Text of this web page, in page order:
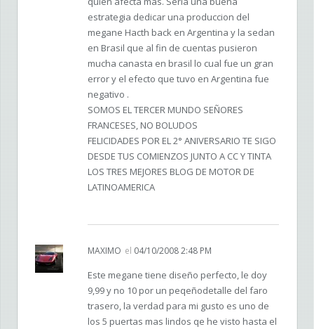
estrategia dedicar una produccion del
megane Hacth back en Argentina y la sedan
en Brasil que al fin de cuentas pusieron
mucha canasta en brasil lo cual fue un gran
error y el efecto que tuvo en Argentina fue
negativo .
SOMOS EL TERCER MUNDO SEÑORES
FRANCESES, NO BOLUDOS
FELICIDADES POR EL 2° ANIVERSARIO TE SIGO
DESDE TUS COMIENZOS JUNTO A CC Y TINTA
LOS TRES MEJORES BLOG DE MOTOR DE
LATINOAMERICA
MAXIMO el 04/10/2008 2:48 PM
Este megane tiene diseño perfecto, le doy
9,99 y no 10 por un peqeñodetalle del faro
trasero, la verdad para mi gusto es uno de
los 5 puertas mas lindos qe he visto hasta el